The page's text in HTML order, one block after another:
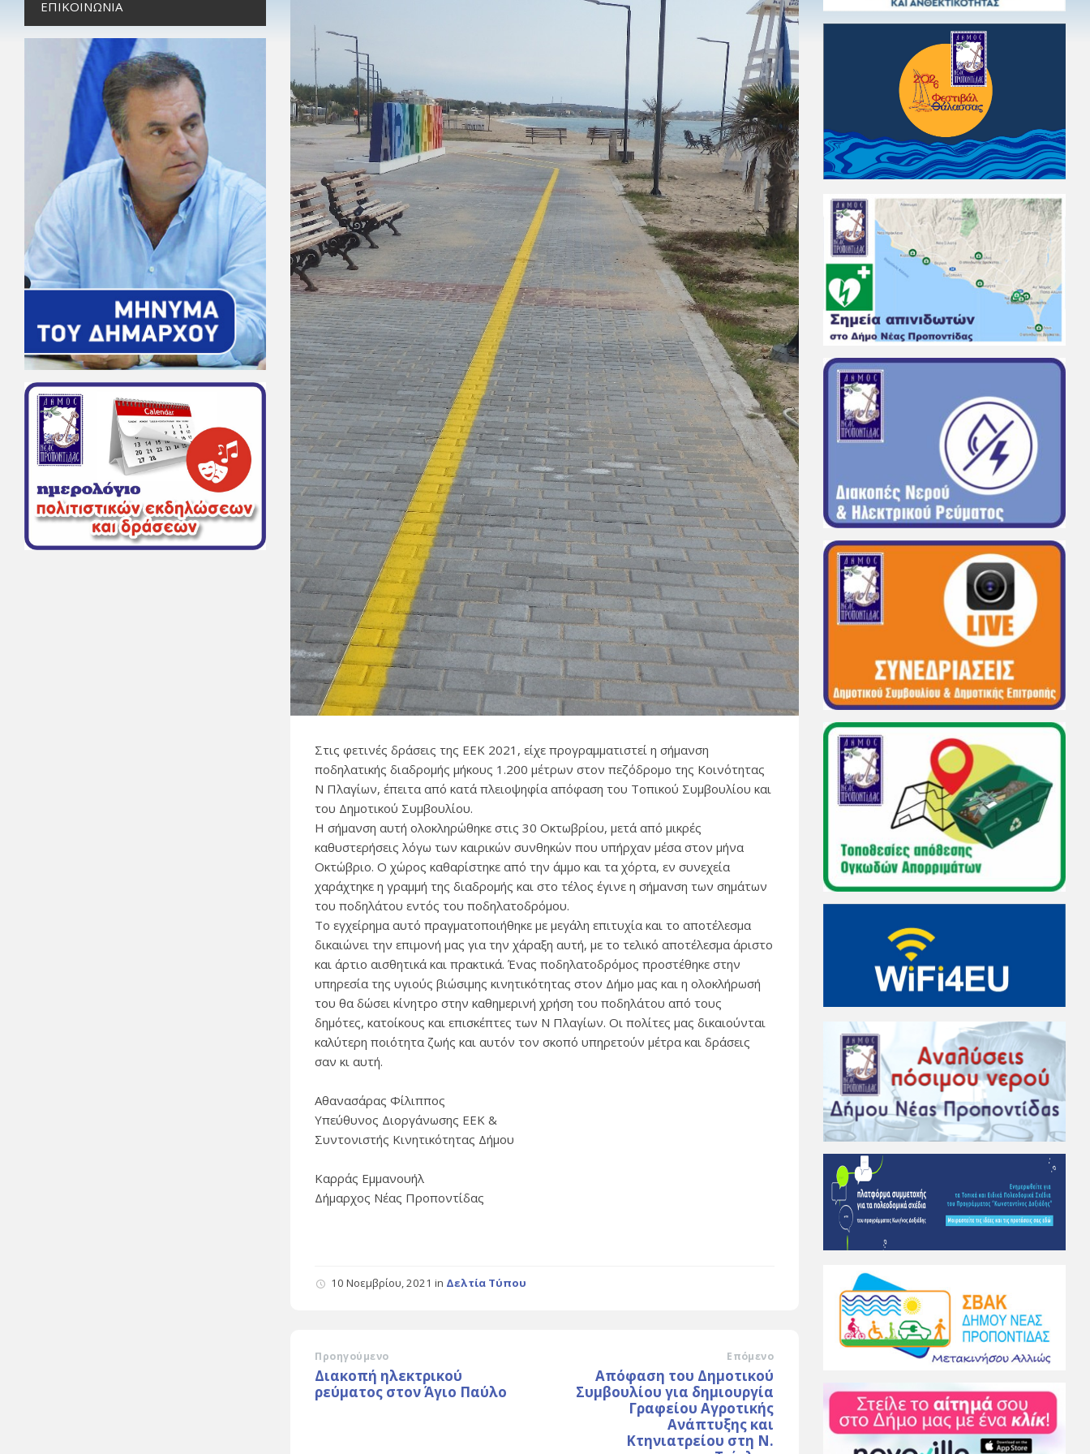
Στις φετινές δράσεις της ΕΕΚ 2021, είχε προγραμματιστεί η σήμανση
ποδηλατικής διαδρομής μήκους 1.200 μέτρων στον πεζόδρομο της Κοινότητας
Ν Πλαγίων, έπειτα από κατά πλειοψηφία απόφαση του Τοπικού Συμβουλίου και
του Δημοτικού Συμβουλίου.
Η σήμανση αυτή ολοκληρώθηκε στις 30 Οκτωβρίου, μετά από μικρές
καθυστερήσεις λόγω των καιρικών συνθηκών που υπήρχαν μέσα στον μήνα
Οκτώβριο. Ο χώρος καθαρίστηκε από την άμμο και τα χόρτα, εν συνεχεία
χαράχτηκε η γραμμή της διαδρομής και στο τέλος έγινε η σήμανση των σημάτων
του ποδηλάτου εντός του ποδηλατοδρόμου.
Το εγχείρημα αυτό πραγματοποιήθηκε με μεγάλη επιτυχία και το αποτέλεσμα
δικαιώνει την επιμονή μας για την χάραξη αυτή, με το τελικό αποτέλεσμα άριστο
και άρτιο αισθητικά και πρακτικά. Ένας ποδηλατοδρόμος προστέθηκε στην
υπηρεσία της υγιούς βιώσιμης κινητικότητας στον Δήμο μας και η ολοκλήρωσή
του θα δώσει κίνητρο στην καθημερινή χρήση του ποδηλάτου από τους
δημότες, κατοίκους και επισκέπτες των Ν Πλαγίων. Οι πολίτες μας δικαιούνται
καλύτερη ποιότητα ζωής και αυτόν τον σκοπό υπηρετούν μέτρα και δράσεις
σαν κι αυτή.
Αθανασάρας Φίλιππος
Υπεύθυνος Διοργάνωσης ΕΕΚ &
Συντονιστής Κινητικότητας Δήμου
Καρράς Εμμανουήλ
Δήμαρχος Νέας Προποντίδας
10 Νοεμβρίου, 2021in Δελτία Τύπου
Προηγούμενο
Διακοπή ηλεκτρικού
ρεύματος στον Άγιο Παύλο
Επόμενο
Απόφαση του Δημοτικού
Συμβουλίου για δημιουργία
Γραφείου Αγροτικής
Ανάπτυξης και
Κτηνιατρείου στη Ν.
ΕΠΙΚΟΙΝΩΝΊΑ